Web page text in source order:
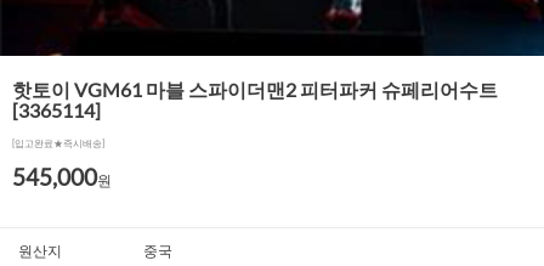
핫토이 VGM61 마블 스파이더맨2 피터파커 슈페리어수트
[3365114]
[입고완료★즉시배송]
545,000원
원산지
중국